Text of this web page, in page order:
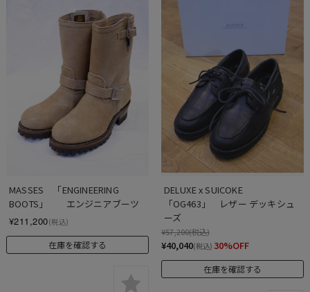
MASSES　「ENGINEERING
BOOTS」　　エンジニアブーツ
¥211,200(税込)
在庫を確認する
DELUXE x SUICOKE
「OG463」　レザー デッキシュ
ーズ
¥57,200(税込)
¥40,040(税込) 30%OFF
在庫を確認する